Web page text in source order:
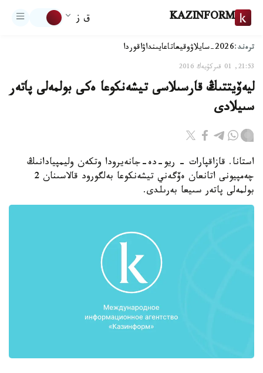
KAZINFORM ق ز
ترەند:2026-سايلاۋ وقيعاتاعايىنداۋاقوردا
21:53, 01 قىركۇيەك 2016
ليەۆيتتىڭ قارسىلاسى تيشەنكوعا ەكى بولمەلى پاتەر
سىيلادى
استانا. قازاقپارات - ريو-دە-جانەيرودا وتكەن وليمپيادانىڭ
چەمپيونى اتانعان ەۆگەني تيشەنكوعا بەلگورود قالاسىنان 2
بولمەلى پاتەر سىيعا بەرىلدى.